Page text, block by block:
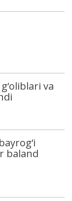
va
baland